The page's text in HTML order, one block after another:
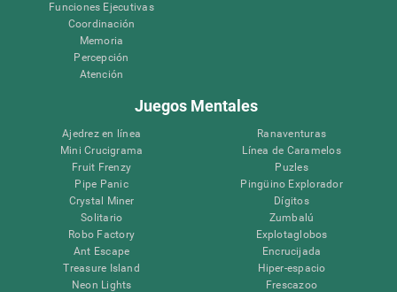
Funciones Ejecutivas
Coordinación
Memoria
Percepción
Atención
Juegos Mentales
Ajedrez en línea
Mini Crucigrama
Fruit Frenzy
Pipe Panic
Crystal Miner
Solitario
Robo Factory
Ant Escape
Treasure Island
Neon Lights
Ranaventuras
Línea de Caramelos
Puzles
Pingüino Explorador
Dígitos
Zumbalú
Explotaglobos
Encrucijada
Hiper-espacio
Frescazoo